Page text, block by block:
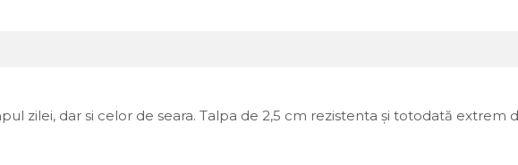
zilei, dar si celor de seara. Talpa de 2,5 cm rezistenta și totodată extrem